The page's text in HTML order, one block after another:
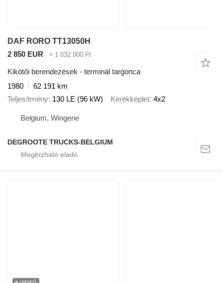
DAF RORO TT13050H
2 850 EUR
≈ 1 032 000 Ft
Kikötői berendezések - terminál targonca
1980
62 191 km
Teljesítmény 130 LE (96 kW) Kerékképlet 4x2
Belgium, Wingene
DEGROOTE TRUCKS-BELGIUM